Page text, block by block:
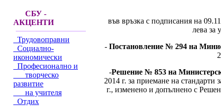
СБУ -
АКЦЕНТИ
Трудовоправни
Социално-
икономически
Професионално и
творческо
развитие
на учителя
Отдих
във връзка с подписания на
лева за
-Постановление № 294 на
-Решение № 853 на
2014 г. за приемане на стандарти
г., изменено и допълнено с